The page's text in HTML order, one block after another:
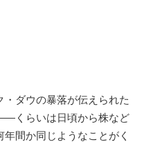
ダウの暴落が伝えられた
くらいは日頃から株など
間か同じようなことがく